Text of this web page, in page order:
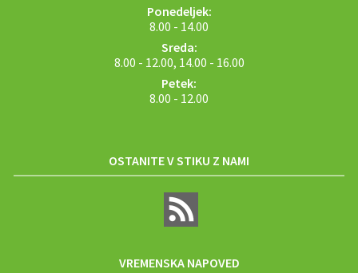
Ponedeljek:
8.00 - 14.00
Sreda:
8.00 - 12.00, 14.00 - 16.00
Petek:
8.00 - 12.00
OSTANITE V STIKU Z NAMI
VREMENSKA NAPOVED